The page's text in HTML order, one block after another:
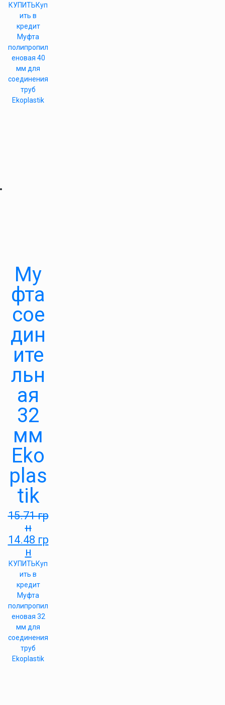
КУПИТЬКуп
ить в
кредит
Муфта
полипропил
еновая 40
мм для
соединения
труб
Ekoplastik
Му
фта
сое
дин
ите
льн
ая
32
мм
Eko
plas
tik
15.71гр
н
14.48 гр
н
КУПИТЬКуп
ить в
кредит
Муфта
полипропил
еновая 32
мм для
соединения
труб
Ekoplastik